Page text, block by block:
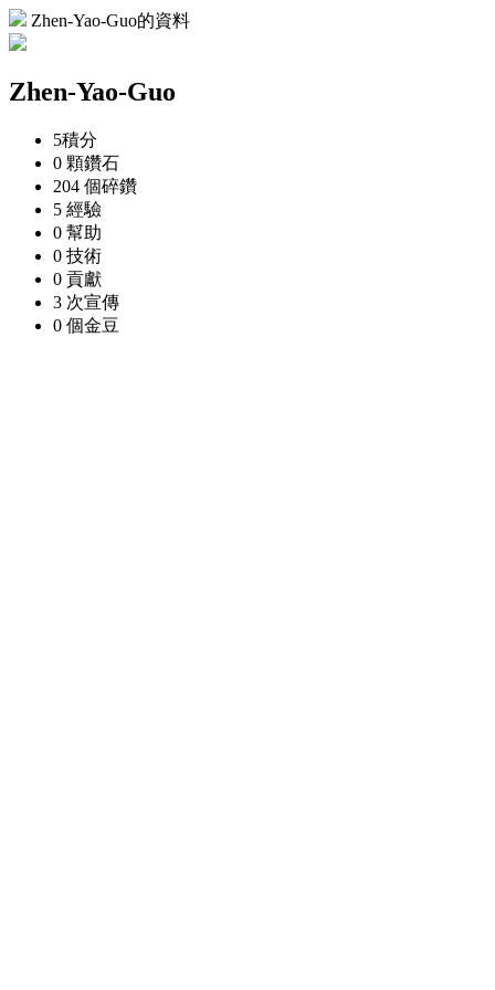
Zhen-Yao-Guo的資料
Zhen-Yao-Guo
5積分
0 顆鑽石
204 個碎鑽
5 經驗
0 幫助
0 技術
0 貢獻
3 次宣傳
0 個金豆